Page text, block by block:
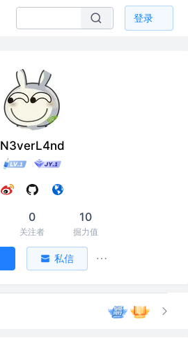
登录
N3verL4nd
0
关注者
10
掘力值
私信